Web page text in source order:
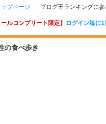
プページ ブログ王ランキングに
ールコンプリート限定】 ログイン毎に
の食べ歩き